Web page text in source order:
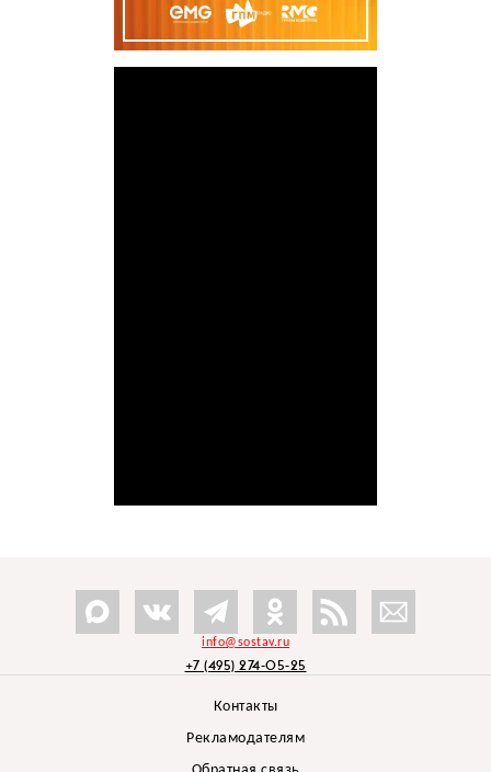
info@sostav.ru
+7 (495) 274-05-25
Контакты
Рекламодателям